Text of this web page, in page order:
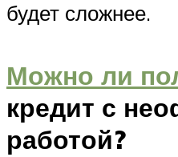
будет сложнее.
Можно ли
кредит с
работой?